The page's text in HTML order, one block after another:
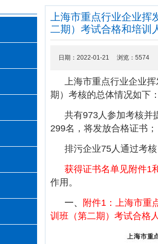
上海市重点行业企业
二期）考试合格和培训
日期：2022-01-21 浏览： 5574
上海市重点行业企业
期）考核的总体情况如下
共有973人参加考核并
299名，将发放合格证书；
排污企业75人通过考
获得证书名单见附件1
作用。
一、
附件1：上海市重
训班（第二期）考试合格